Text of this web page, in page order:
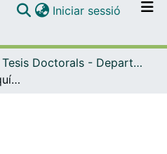
Navega per tot el DD
Com publicar
Iniciar sessió (current)
Tesis Doctorals - Departament - Biologia Evolutiva, Ecologia i Ciències Ambientals
Vulnerabilidad a la sequía de la especie de alta montaña Saxifraga longifolia